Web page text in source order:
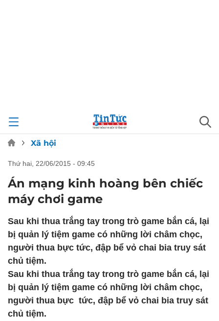
Xã hội
thứ hai, 22/06/2015 - 09:45
Án mạng kinh hoàng bên chiếc
máy chơi game
Sau khi thua trắng tay trong trò game bắn cá, lại
bị quản lý tiệm game có những lời châm chọc,
người thua bực tức, đập bể vỏ chai bia truy sát
chủ tiệm.
Sau khi thua trắng tay trong trò game bắn cá, lại
bị quản lý tiệm game có những lời châm chọc,
người thua bực tức, đập bể vỏ chai bia truy sát
chủ tiệm.